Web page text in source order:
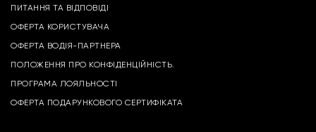
ПИТАННЯ ТА ВІДПОВІДІ
ОФЕРТА КОРИСТУВАЧА
ОФЕРТА ВОДІЯ-ПАРТНЕРА
ПОЛОЖЕННЯ ПРО КОНФІДЕНЦІЙНІСТЬ.
ПРОГРАМА ЛОЯЛЬНОСТІ
ОФЕРТА ПОДАРУНКОВОГО СЕРТИФІКАТА